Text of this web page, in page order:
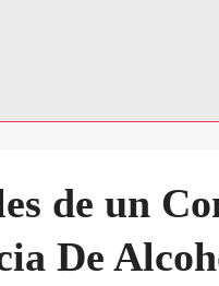
de un
De